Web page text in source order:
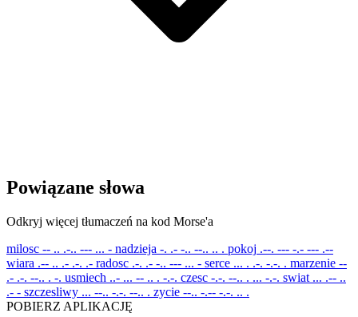
Powiązane słowa
Odkryj więcej tłumaczeń na kod Morse'a
milosc -- .. .-.. --- ... - nadzieja -. .- -.. --.. .. . pokoj .--. --- -.- --- .--
wiara .-- .. .- .-. .- radosc .-. .- -.. --- ... - serce ... . .-. -.-. . marzenie --
.- .-. --.. . -. usmiech ..- ... -- .. . -.-. czesc -.-. --.. . ... -.-. swiat ... .-- ..
.- - szczesliwy ... --.. -.-. --.. . zycie --.. -.-- -.-. .. .
POBIERZ APLIKACJĘ